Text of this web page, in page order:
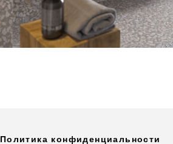
Политика конфиденциальности